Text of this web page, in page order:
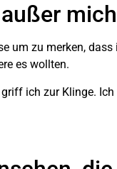
um zu merken,
es wollten.
ich zur Klinge.